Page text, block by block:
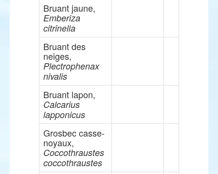
Bruant jaune,
Emberiza
citrinella
Bruant des
neiges,
Plectrophenax
nivalis
Bruant lapon,
Calcarius
lapponicus
Grosbec casse-
noyaux,
Coccothraustes
coccothraustes